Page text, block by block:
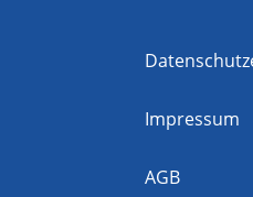
Impressum
AGB